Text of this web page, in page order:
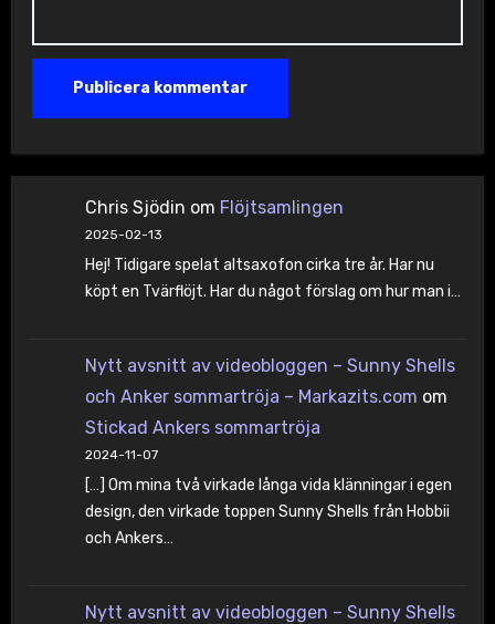
Chris Sjödin om Flöjtsamlingen
2025-02-13
Hej! Tidigare spelat altsaxofon cirka tre år. Har nu
köpt en Tvärflöjt. Har du något förslag om hur man i…
Nytt avsnitt av videobloggen – Sunny Shells
och Anker sommartröja – Markazits.com om
Stickad Ankers sommartröja
2024-11-07
[…] Om mina två virkade långa vida klänningar i egen
design, den virkade toppen Sunny Shells från Hobbii
och Ankers…
Nytt avsnitt av videobloggen – Sunny Shells